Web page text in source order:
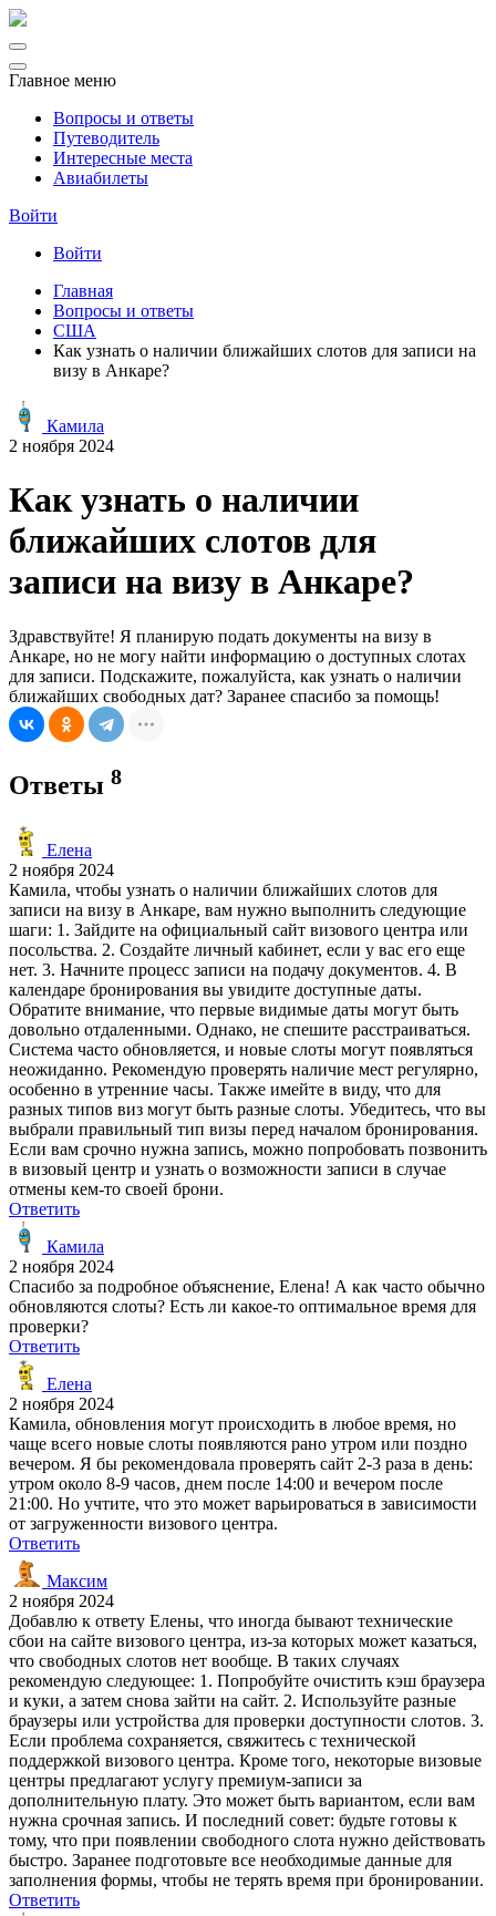
Главное меню
Вопросы и ответы
Путеводитель
Интересные места
Авиабилеты
Войти
Войти
Главная
Вопросы и ответы
США
Как узнать о наличии ближайших слотов для записи на
визу в Анкаре?
Камила
2 ноября 2024
Как узнать о наличии
ближайших слотов для
записи на визу в Анкаре?
Здравствуйте! Я планирую подать документы на визу в
Анкаре, но не могу найти информацию о доступных слотах
для записи. Подскажите, пожалуйста, как узнать о наличии
ближайших свободных дат? Заранее спасибо за помощь!
Ответы 8
Елена
2 ноября 2024
Камила, чтобы узнать о наличии ближайших слотов для
записи на визу в Анкаре, вам нужно выполнить следующие
шаги: 1. Зайдите на официальный сайт визового центра или
посольства. 2. Создайте личный кабинет, если у вас его еще
нет. 3. Начните процесс записи на подачу документов. 4. В
календаре бронирования вы увидите доступные даты.
Обратите внимание, что первые видимые даты могут быть
довольно отдаленными. Однако, не спешите расстраиваться.
Система часто обновляется, и новые слоты могут появляться
неожиданно. Рекомендую проверять наличие мест регулярно,
особенно в утренние часы. Также имейте в виду, что для
разных типов виз могут быть разные слоты. Убедитесь, что вы
выбрали правильный тип визы перед началом бронирования.
Если вам срочно нужна запись, можно попробовать позвонить
в визовый центр и узнать о возможности записи в случае
отмены кем-то своей брони.
Ответить
Камила
2 ноября 2024
Спасибо за подробное объяснение, Елена! А как часто обычно
обновляются слоты? Есть ли какое-то оптимальное время для
проверки?
Ответить
Елена
2 ноября 2024
Камила, обновления могут происходить в любое время, но
чаще всего новые слоты появляются рано утром или поздно
вечером. Я бы рекомендовала проверять сайт 2-3 раза в день:
утром около 8-9 часов, днем после 14:00 и вечером после
21:00. Но учтите, что это может варьироваться в зависимости
от загруженности визового центра.
Ответить
Максим
2 ноября 2024
Добавлю к ответу Елены, что иногда бывают технические
сбои на сайте визового центра, из-за которых может казаться,
что свободных слотов нет вообще. В таких случаях
рекомендую следующее: 1. Попробуйте очистить кэш браузера
и куки, а затем снова зайти на сайт. 2. Используйте разные
браузеры или устройства для проверки доступности слотов. 3.
Если проблема сохраняется, свяжитесь с технической
поддержкой визового центра. Кроме того, некоторые визовые
центры предлагают услугу премиум-записи за
дополнительную плату. Это может быть вариантом, если вам
нужна срочная запись. И последний совет: будьте готовы к
тому, что при появлении свободного слота нужно действовать
быстро. Заранее подготовьте все необходимые данные для
заполнения формы, чтобы не терять время при бронировании.
Ответить